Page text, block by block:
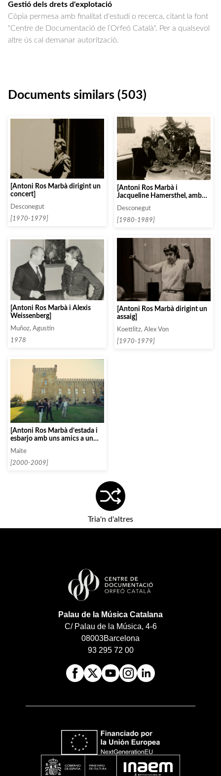
Gestió dels drets d'explotació
Còpia permesa amb finalitat d'estudi o recerca, citant la font
"Centre de Documentació de l’Orfeó Català". Per a qualsevol
altre ús cal demanar autorització.
Documents similars (503)
[Antoni Ros Marbà dirigint un
concert]
Desconegut
[1970-1979]
[Antoni Ros Marbà i
Jacqueline Hamersthel, amb
una amiga, en un restaurant]
Desconegut
[1980-1989]
[Antoni Ros Marbà i Alexis
Weissenberg]
Muñoz, Agustín
1978
[Antoni Ros Marbà dirigint un
assaig]
Koettlitz, Alex Von
[1970-1979]
[Antoni Ros Marbà d’estada i
esbarjo amb uns amics a un
castell]
Maite
[2000-2009]
Tria'n d'altres
Palau de la Música Catalana
C/ Palau de la Música, 4-6
08003Barcelona
93 295 72 00